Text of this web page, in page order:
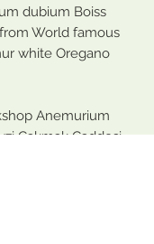
dubium Boiss
World famous
white Oregano
Anemurium
Çakmak Caddesi